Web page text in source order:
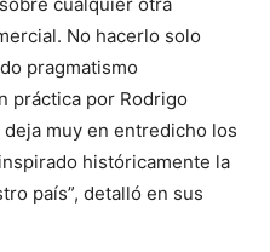
No hacerlo solo
pragmatismo
práctica por Rodrigo
muy en entredicho los
históricamente la
país”, detalló en sus